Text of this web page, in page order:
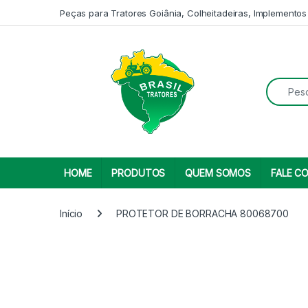
Peças para Tratores Goiânia, Colheitadeiras,
Search
HOME PRODUTOS QUEM SOMOS FALE
Início PROTETOR DE BORRACHA 80068700